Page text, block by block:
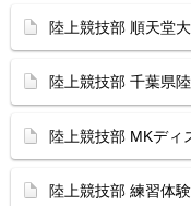
陸上競技部 順天堂
陸上競技部 千葉県
陸上競技部 MKディ
陸上競技部 練習体